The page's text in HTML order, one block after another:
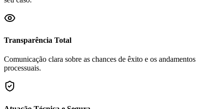
Transparência Total
Comunicação clara sobre as chances de êxito e os andamentos
processuais.